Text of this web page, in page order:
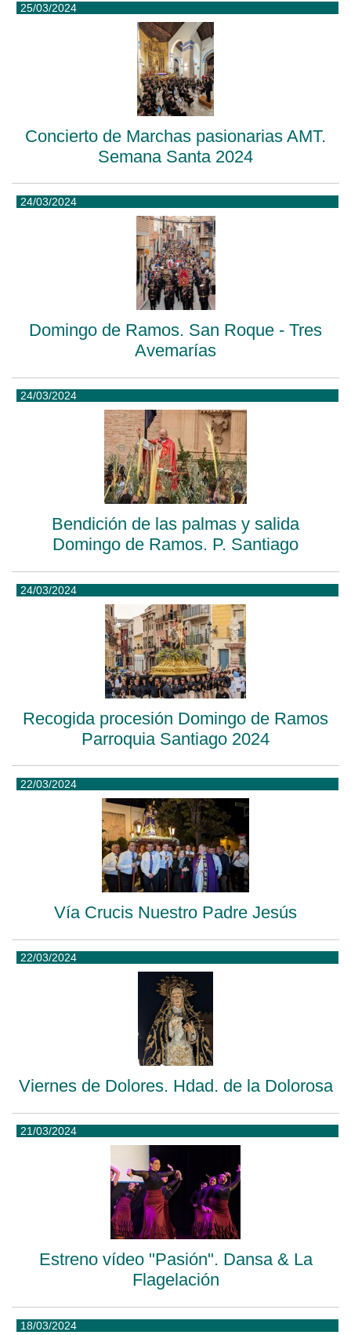
25/03/2024
Concierto de Marchas pasionarias AMT.
Semana Santa 2024
24/03/2024
Domingo de Ramos. San Roque - Tres
Avemarías
24/03/2024
Bendición de las palmas y salida
Domingo de Ramos. P. Santiago
24/03/2024
Recogida procesión Domingo de Ramos
Parroquia Santiago 2024
22/03/2024
Vía Crucis Nuestro Padre Jesús
22/03/2024
Viernes de Dolores. Hdad. de la Dolorosa
21/03/2024
Estreno vídeo "Pasión". Dansa & La
Flagelación
18/03/2024